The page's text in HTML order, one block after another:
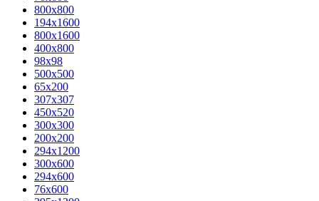
800x800
194x1600
800x1600
400х800
98x98
500x500
65x200
307x307
450x520
300x300
200x200
294x1200
300x600
294x600
76х600